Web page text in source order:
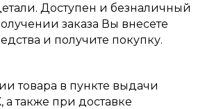
Доступен и безналичный
заказа Вы внесете
и получите покупку.
товара в пункте выдачи
а также при доставке